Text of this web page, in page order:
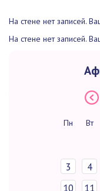
На стене нет записей.
На стене нет записей.
Пн Вт
3
4
10
11